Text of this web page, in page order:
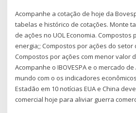
Acompanhe a cotação de hoje da
tabelas e histórico de cotações. Monte
de ações no UOL Economia. Compostos
energia;; Compostos por ações do setor
Compostos por ações com menor valor
Acompanhe o IBOVESPA e o mercado
mundo com o os indicadores
Estadão em 10 notícias EUA e China
comercial hoje para aliviar guerra